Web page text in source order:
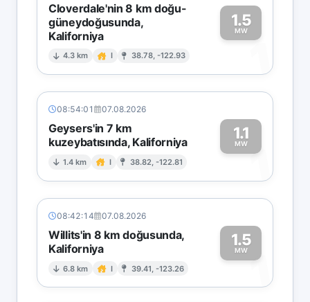
Cloverdale'nin 8 km doğu-
güneydoğusunda,
Kaliforniya
4.3 km I 38.78, -122.93
1.5
MW
1
08:54:01 07.08.2026
Geysers'in 7 km
kuzeybatısında, Kaliforniya
1.4 km I 38.82, -122.81
1.1
MW1
08:42:14 07.08.2026
Willits'in 8 km doğusunda,
Kaliforniya
6.8 km I 39.41, -123.26
1.5
MW1